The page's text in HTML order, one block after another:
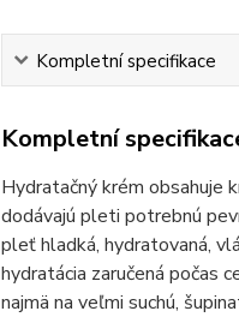
Kompletní specifikace
Kompletní
Hydratačný krém obsahuje
dodávajú pleti potrebnú
pleť hladká, hydratovaná,
hydratácia zaručená počas
najmä na veľmi suchú,